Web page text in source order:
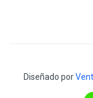
Diseñado por